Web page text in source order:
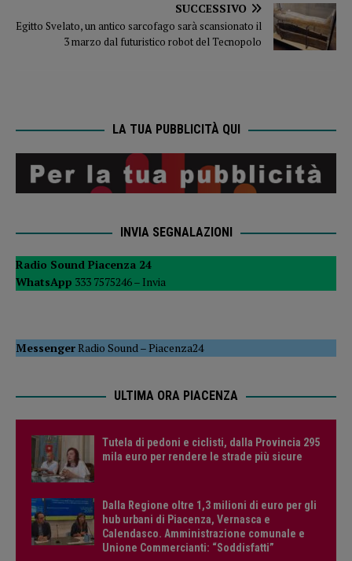
SUCCESSIVO
Egitto Svelato, un antico sarcofago sarà scansionato il
3 marzo dal futuristico robot del Tecnopolo
LA TUA PUBBLICITÀ QUI
INVIA SEGNALAZIONI
Radio Sound Piacenza 24
WhatsApp 333 7575246 – Invia
MessengerRadio Sound –Piacenza24
ULTIMA ORA PIACENZA
Tutela di pedoni e ciclisti, dalla Provincia 295
mila euro per rendere le strade più sicure
Dalla Regione oltre 1,3 milioni di euro per gli
hub urbani di Piacenza, Vernasca e
Calendasco. Amministrazione comunale e
Unione Commercianti: “Soddisfatti”